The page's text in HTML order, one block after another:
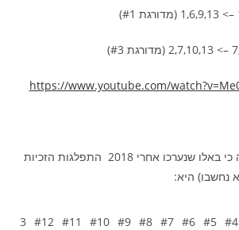
https://www.youtube.com/
סיכום ההגרלות מראה כי באלו שנערכו אחרי 2018 התפלגות הזכיות
נחשבו) היא:
#4
#5
#6
#7
#8
#9
#10
#11
#12
#13